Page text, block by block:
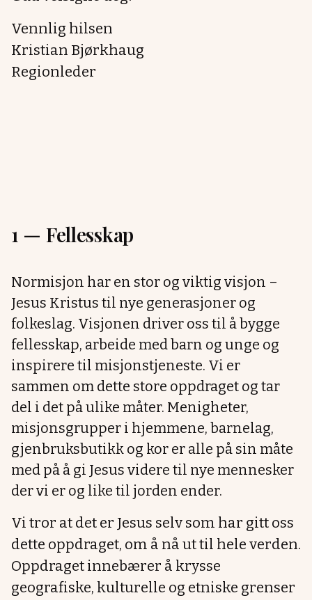
Vennlig hilsen
Kristian Bjørkhaug
Regionleder
1 — Fellesskap
Normisjon har en stor og viktig visjon –
Jesus Kristus til nye generasjoner og
folkeslag. Visjonen driver oss til å bygge
fellesskap, arbeide med barn og unge og
inspirere til misjonstjeneste. Vi er
sammen om dette store oppdraget og tar
del i det på ulike måter. Menigheter,
misjonsgrupper i hjemmene, barnelag,
gjenbruksbutikk og kor er alle på sin måte
med på å gi Jesus videre til nye mennesker
der vi er og like til jorden ender.
Vi tror at det er Jesus selv som har gitt oss
dette oppdraget, om å nå ut til hele verden.
Oppdraget innebærer å krysse
geografiske, kulturelle og etniske grenser